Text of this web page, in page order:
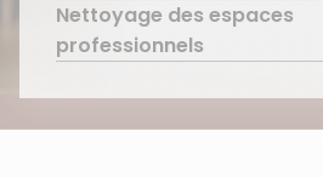
Découvrir le service
Découvrir le service
Entretien régulier
Entretien ponctuel
Nettoyage des espaces
professionnels